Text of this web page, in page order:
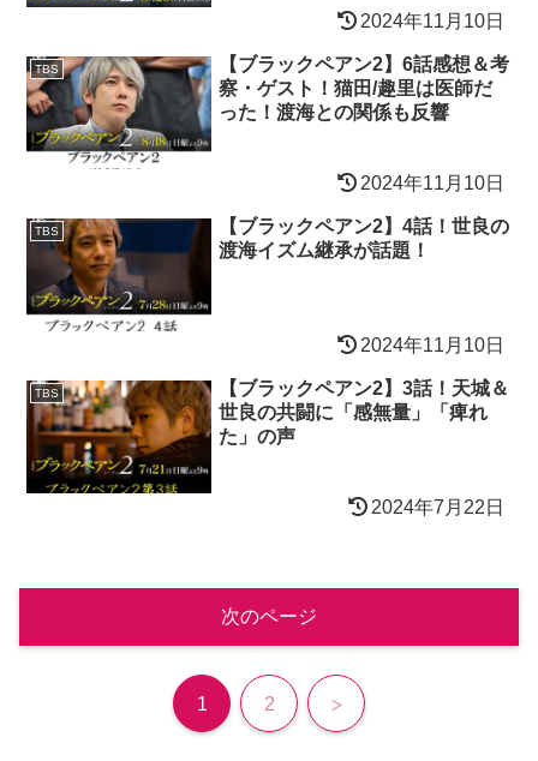
2024年11月10日
TBS
【ブラックペアン2】6話感想＆考
察・ゲスト！猫田/趣里は医師だ
った！渡海との関係も反響
2024年11月10日
TBS
【ブラックペアン2】4話！世良の
渡海イズム継承が話題！
2024年11月10日
TBS
【ブラックペアン2】3話！天城＆
世良の共闘に「感無量」「痺れ
た」の声
2024年7月22日
次のページ
1 2 次